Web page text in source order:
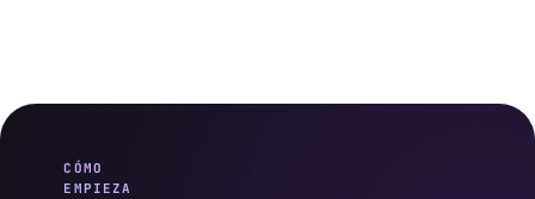
CÓMO
EMPIEZA